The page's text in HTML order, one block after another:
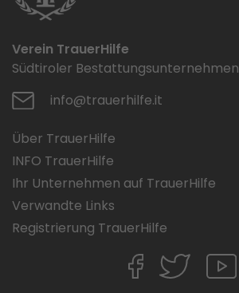
Verein TrauerHilfe
Südtiroler Bestattungsunternehmen
info@trauerhilfe.it
Über TrauerHilfe
INFO TrauerHilfe
Ihr Unternehmen auf TrauerHilfe
Verwandte Links
Registrierung TrauerHilfe